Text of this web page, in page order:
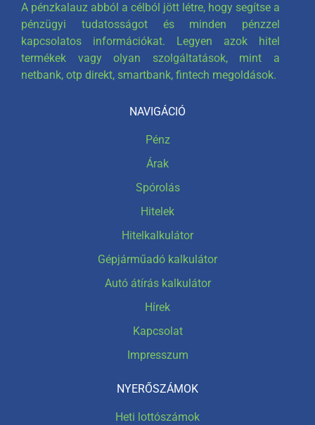
A pénzkalauz abból a célból jött létre, hogy segítse a
pénzügyi tudatosságot és minden pénzzel
kapcsolatos információkat. Legyen azok hitel
termékek vagy olyan szolgáltatások, mint a
netbank, otp direkt, smartbank, fintech megoldások.
NAVIGÁCIÓ
Pénz
Árak
Spórolás
Hitelek
Hitelkalkulátor
Gépjárműadó kalkulátor
Autó átírás kalkulátor
Hírek
Kapcsolat
Impresszum
NYERŐSZÁMOK
Heti lottószámok